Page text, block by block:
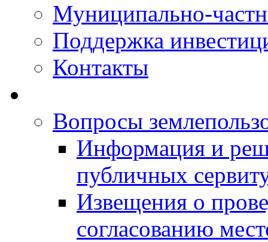
Муниципально-
Поддержка
Контакты
Вопросы
Информация и
публичных
Извещения о
согласованию